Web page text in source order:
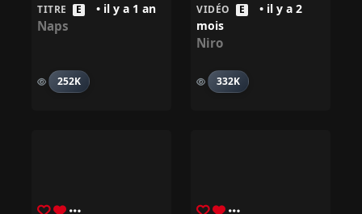
TITRE E • il y a 1 an
Naps
252K
VIDÉO E
• il y a 2
mois
Niro
332K